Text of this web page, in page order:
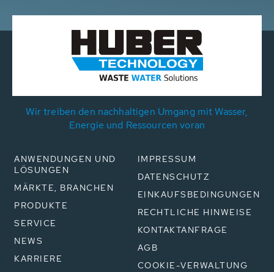
Wir treiben den nachhaltigen Umgang mit Wasser,
Energie und Ressourcen voran
ANWENDUNGEN UND
LÖSUNGEN
MÄRKTE, BRANCHEN
PRODUKTE
SERVICE
NEWS
KARRIERE
IMPRESSUM
DATENSCHUTZ
EINKAUFSBEDINGUNGEN
RECHTLICHE HINWEISE
KONTAKTANFRAGE
AGB
COOKIE-VERWALTUNG